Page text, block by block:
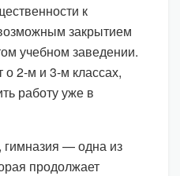
к
закрытием
учебном заведении.
о 2-м и 3-м классах,
работу уже в
гимназия — одна из
продолжает